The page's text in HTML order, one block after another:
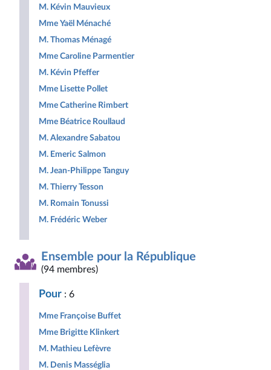
M. Kévin Mauvieux
Mme Yaël Ménaché
M. Thomas Ménagé
Mme Caroline Parmentier
M. Kévin Pfeffer
Mme Lisette Pollet
Mme Catherine Rimbert
Mme Béatrice Roullaud
M. Alexandre Sabatou
M. Emeric Salmon
M. Jean-Philippe Tanguy
M. Thierry Tesson
M. Romain Tonussi
M. Frédéric Weber
Ensemble pour la République
(94 membres)
Pour : 6
Mme Françoise Buffet
Mme Brigitte Klinkert
M. Mathieu Lefèvre
M. Denis Masséglia